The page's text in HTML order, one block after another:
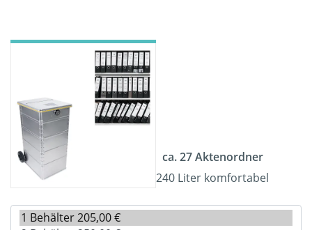
ca. 27 Aktenordner
240 Liter komfortabel